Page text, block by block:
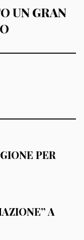
UN GRAN
PER
A